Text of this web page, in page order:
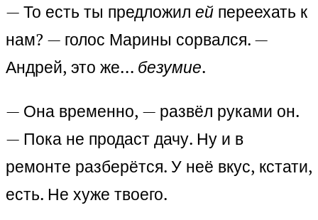
— То есть ты предложил ей переехать к
нам? — голос Марины сорвался. —
Андрей, это же… безумие.
— Она временно, — развёл руками он.
— Пока не продаст дачу. Ну и в
ремонте разберётся. У неё вкус, кстати,
есть. Не хуже твоего.